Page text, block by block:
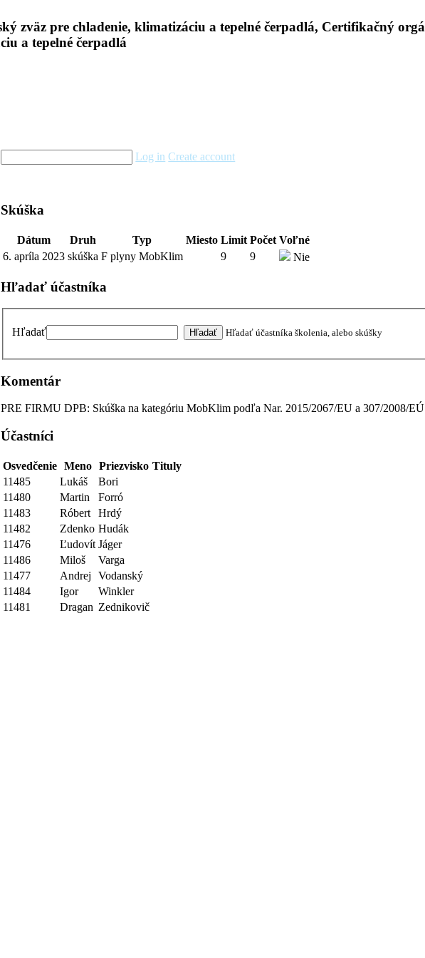
Log in Create account
Skúška
Dátum Druh Typ Miesto Limit Počet Voľné
6. apríla 2023 skúška F plyny MobKlim 9 9 Nie
Hľadať účastníka
Hľadať Hľadať účastníka školenia, alebo skúšky
Komentár
PRE FIRMU DPB: Skúška na kategóriu MobKlim podľa Nar. 2015/2067/EU a 307/2008/EÚ
Účastníci
Osvedčenie Meno Priezvisko Tituly
11485
Lukáš
Bori
11480
Martin
Forró
11483
Róbert
Hrdý
11482
Zdenko Hudák
11476
Ľudovít Jáger
11486
Miloš
Varga
11477
Andrej
Vodanský
11484
Igor
Winkler
11481
Dragan Zednikovič